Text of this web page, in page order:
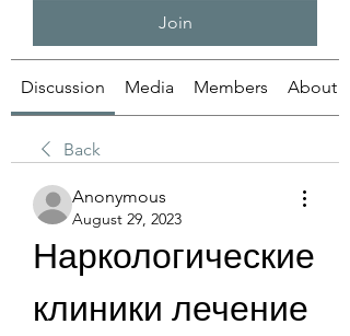
Join
Discussion Media Members About
Back
Anonymous
August 29, 2023
Наркологические
клиники лечение